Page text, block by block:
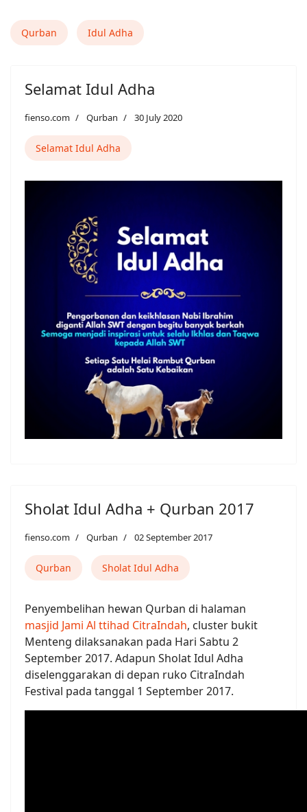
Qurban Idul Adha
Selamat Idul Adha
fienso.com Qurban 30 July 2020
Selamat Idul Adha
Sholat Idul Adha + Qurban 2017
fienso.com Qurban 02 September 2017
Qurban Sholat Idul Adha
Penyembelihan hewan Qurban di halaman
masjid Jami Al ttihad CitraIndah, cluster bukit
Menteng dilaksanakan pada Hari Sabtu 2
September 2017. Adapun Sholat Idul Adha
diselenggarakan di depan ruko CitraIndah
Festival pada tanggal 1 September 2017.